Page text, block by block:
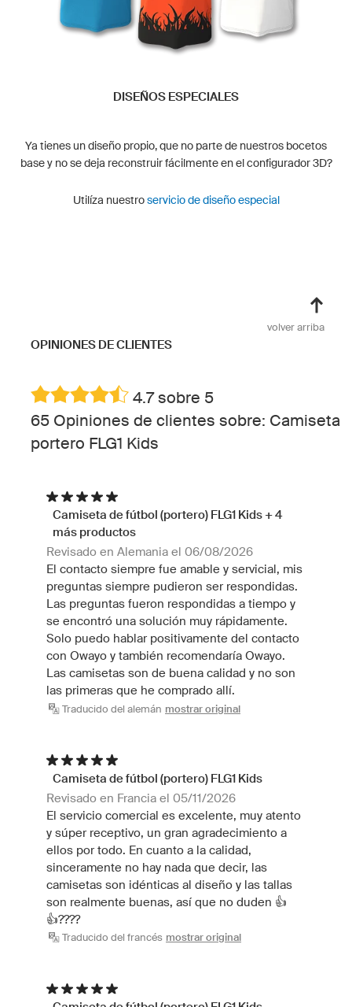
DISEÑOS ESPECIALES
Ya tienes un diseño propio, que no parte de nuestros bocetos
base y no se deja reconstruir fácilmente en el configurador 3D?
Utilíza nuestroservicio de diseño especial
volver arriba
OPINIONES DE CLIENTES
4.7 sobre 5
65 Opiniones de clientes sobre: Camiseta
portero FLG1 Kids
Camiseta de fútbol (portero) FLG1 Kids + 4
más productos
Revisado en Alemania el 06/08/2026
El contacto siempre fue amable y servicial, mis
preguntas siempre pudieron ser respondidas.
Las preguntas fueron respondidas a tiempo y
se encontró una solución muy rápidamente.
Solo puedo hablar positivamente del contacto
con Owayo y también recomendaría Owayo.
Las camisetas son de buena calidad y no son
las primeras que he comprado allí.
Traducido del alemán mostrar original
Camiseta de fútbol (portero) FLG1 Kids
Revisado en Francia el 05/11/2026
El servicio comercial es excelente, muy atento
y súper receptivo, un gran agradecimiento a
ellos por todo. En cuanto a la calidad,
sinceramente no hay nada que decir, las
camisetas son idénticas al diseño y las tallas
son realmente buenas, así que no duden 👍
👍????
Traducido del francés mostrar original